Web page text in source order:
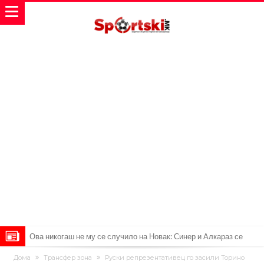
Ова никогаш не му се случило на Новак: Синер и Алкараз се
повлекуваат, а Зверев веднаш се „распадна“
Реал Мадрид донесе одлука: Eндрик заминува во Премиер
Дома Трансфер зона Руски репрезентативец го засили Торино